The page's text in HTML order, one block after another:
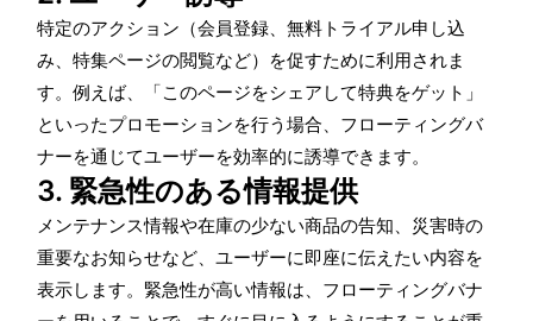
特定のアクション（会員登録、無料トライアル申し込
み、特集ページの閲覧など）を促すために利用されま
す。例えば、「このページをシェアして特典をゲット」
といったプロモーションを行う場合、フローティングバ
ナーを通じてユーザーを効率的に誘導できます。
3. 緊急性のある情報提供
メンテナンス情報や在庫の少ない商品の告知、災害時の
重要なお知らせなど、ユーザーに即座に伝えたい内容を
表示します。緊急性が高い情報は、フローティングバナ